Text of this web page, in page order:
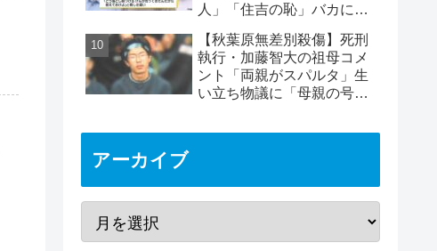
人」「住吉の恥」バカにさ
【秋葉原無差別殺傷】死刑
執行・加藤智大の祖母コメ
ント「両親がスパルタ」生
い立ち物議に「母親の号泣
アーカイブ